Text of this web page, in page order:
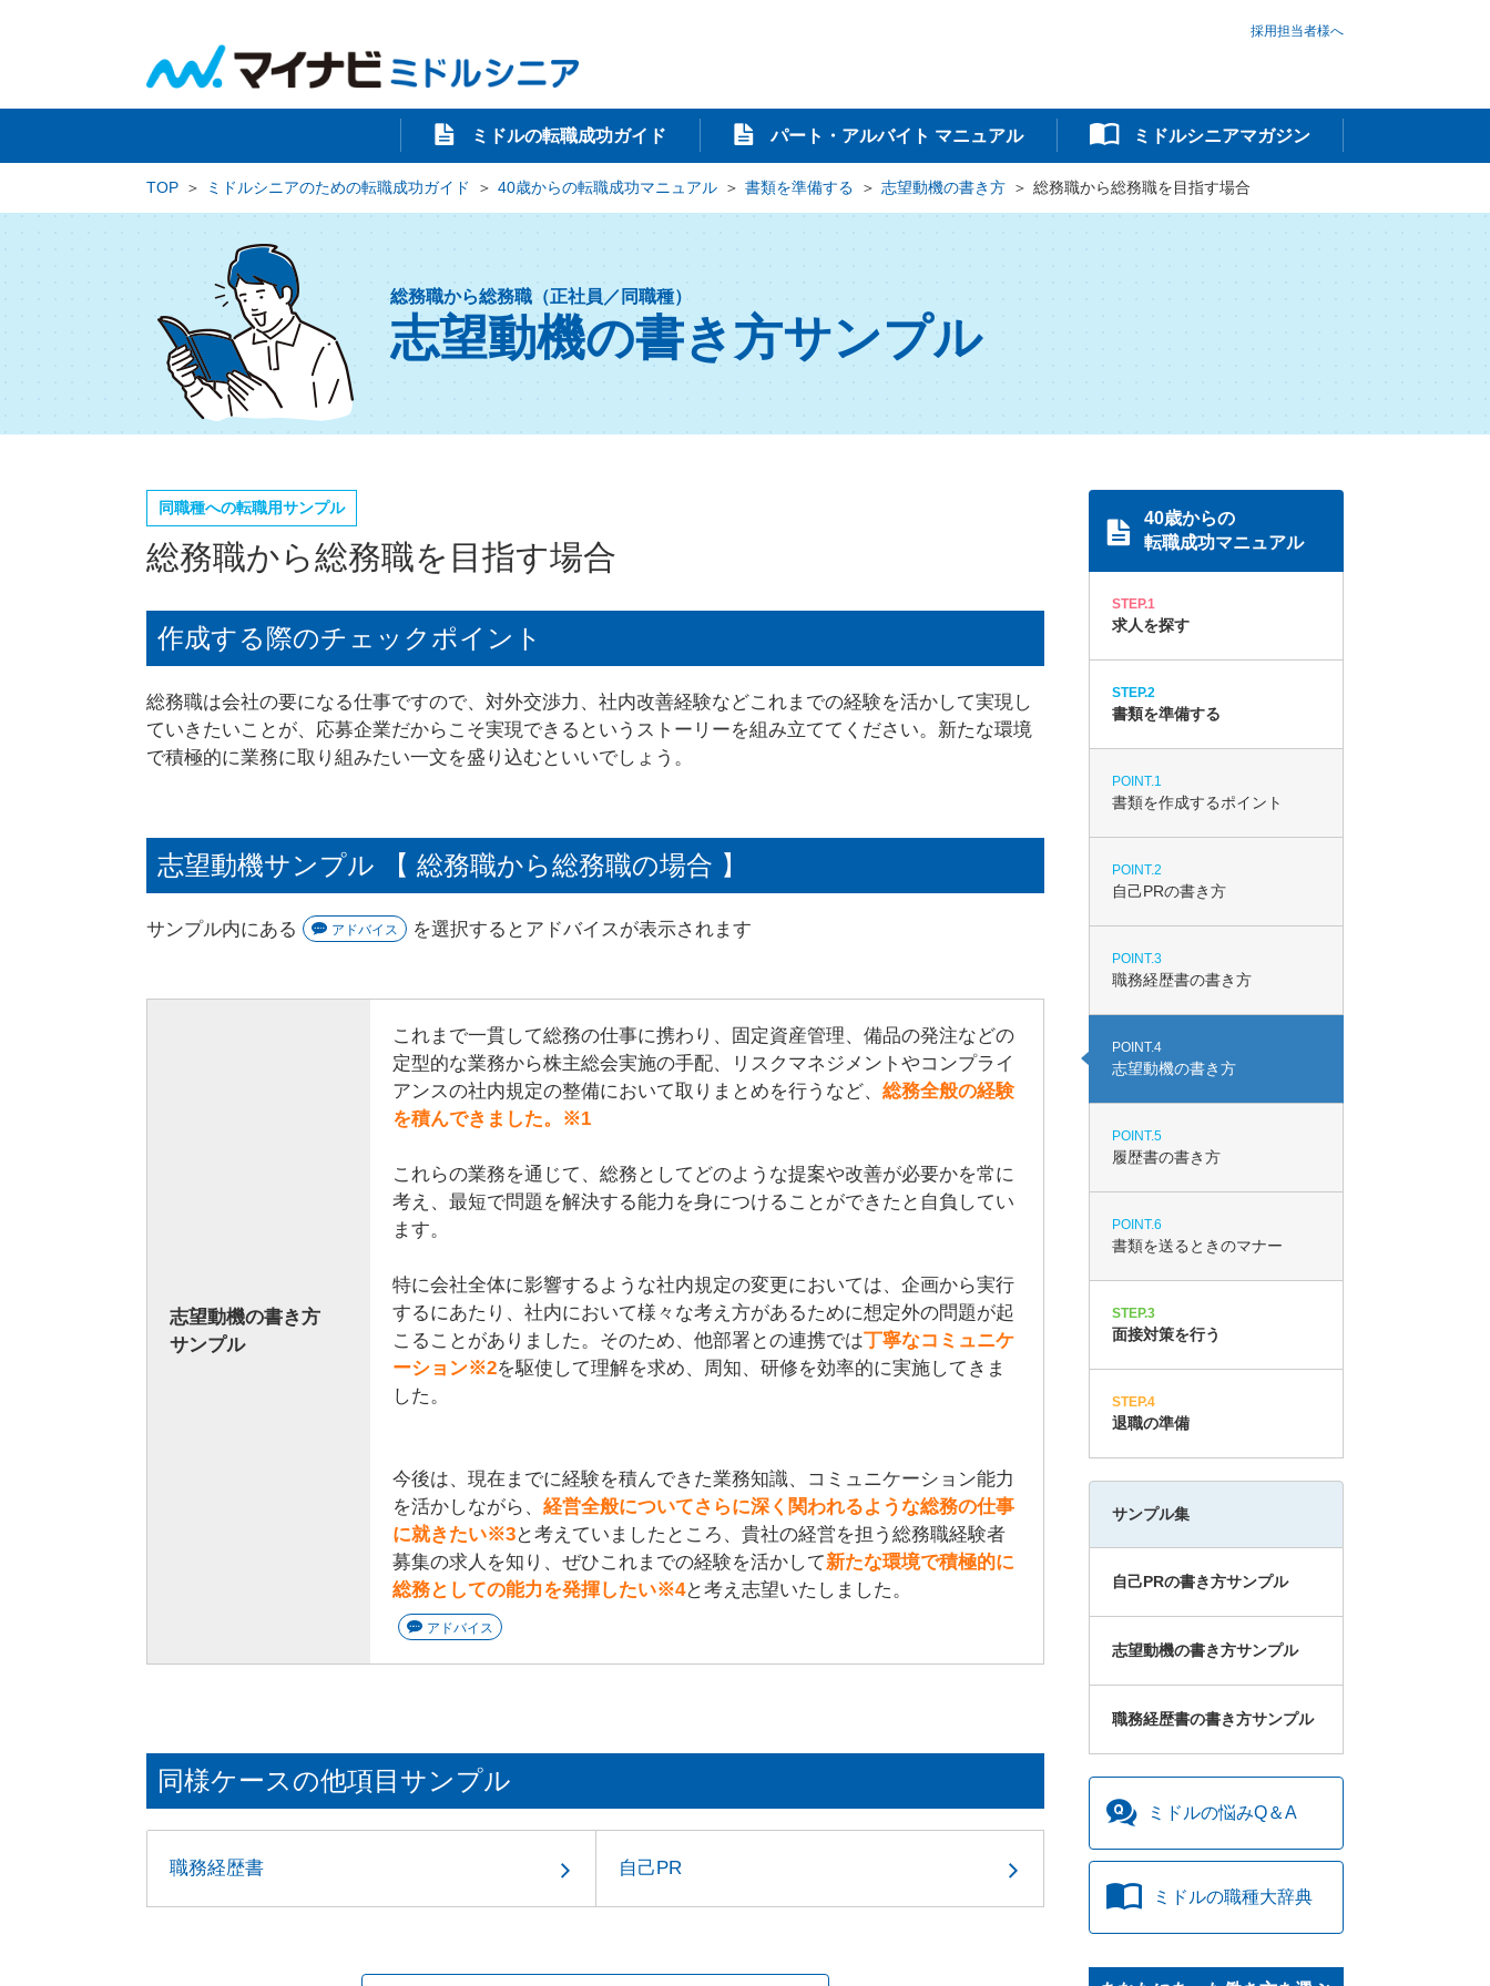
ミドルの転職成功ガイド パート・アルバイト マニュアル ミドルシニアマガジン
採用担当者様へ
TOP ミドルシニアのための転職成功ガイド 40歳からの転職成功マニュアル 書類を準備する 志望動機の書き方 総務職から総務職を目指す場合
総務職から総務職（正社員／同職種）
志望動機の書き方サンプル
同職種への転職用サンプル
総務職から総務職を目指す場合
作成する際のチェックポイント
総務職は会社の要になる仕事ですので、対外交渉力、社内改善経験などこれまでの経験を活かして実現し
ていきたいことが、応募企業だからこそ実現できるというストーリーを組み立ててください。新たな環境
で積極的に業務に取り組みたい一文を盛り込むといいでしょう。
志望動機サンプル 【 総務職から総務職の場合 】
サンプル内にある アドバイス を選択するとアドバイスが表示されます
志望動機の書き方
サンプル
これまで一貫して総務の仕事に携わり、固定資産管理、備品の発注などの
定型的な業務から株主総会実施の手配、リスクマネジメントやコンプライ
アンスの社内規定の整備において取りまとめを行うなど、 総務全般の経験
を積んできました。※1
これらの業務を通じて、総務としてどのような提案や改善が必要かを常に
考え、最短で問題を解決する能力を身につけることができたと自負してい
ます。
特に会社全体に影響するような社内規定の変更においては、企画から実行
するにあたり、社内において様々な考え方があるために想定外の問題が起
こることがありました。そのため、他部署との連携では丁寧なコミュニケ
ーション※2を駆使して理解を求め、周知、研修を効率的に実施してきま
した。
今後は、現在までに経験を積んできた業務知識、コミュニケーション能力
を活かしながら、 経営全般についてさらに深く関われるような総務の仕事
に就きたい※3と考えていましたところ、貴社の経営を担う総務職経験者
募集の求人を知り、ぜひこれまでの経験を活かして新たな環境で積極的に
総務としての能力を発揮したい※4と考え志望いたしました。
アドバイス
同様ケースの他項目サンプル
職務経歴書 自己PR
40歳からの
転職成功マニュアル
STEP.1
求人を探す
STEP.2
書類を準備する
POINT.1
書類を作成するポイント
POINT.2
自己PRの書き方
POINT.3
職務経歴書の書き方
POINT.4
志望動機の書き方
POINT.5
履歴書の書き方
POINT.6
書類を送るときのマナー
STEP.3
面接対策を行う
STEP.4
退職の準備
サンプル集
自己PRの書き方サンプル
志望動機の書き方サンプル
職務経歴書の書き方サンプル
ミドルの悩みQ＆A
ミドルの職種大辞典